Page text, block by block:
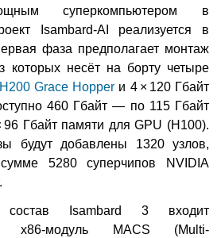
суперкомпьютером в
Isambard-AI реализуется в
фаза предполагает монтаж
которых несёт на борту четыре
Grace Hopper и 4 × 120 Гбайт
460 Гбайт — по 115 Гбайт
96 Гбайт памяти для GPU (H100).
будут добавлены 1320 узлов,
5280 суперчипов NVIDIA
Isambard 3 входит
x86-модуль MACS (Multi-